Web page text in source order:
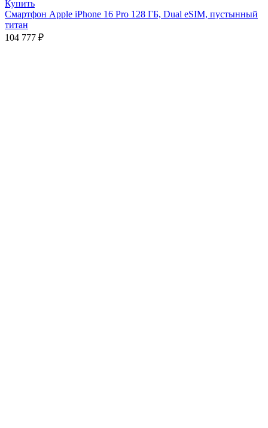
Купить
Смартфон Apple iPhone 16 Pro 128 ГБ, Dual eSIM, пустынный
титан
104 777 ₽